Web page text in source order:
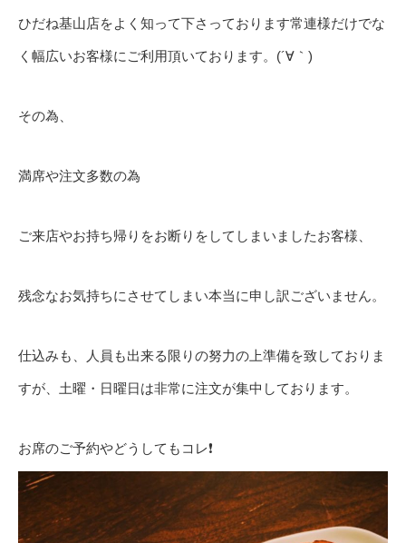
ひだね基山店をよく知って下さっております常連様だけでな
く幅広いお客様にご利用頂いております。(´∀｀)
その為、
満席や注文多数の為
ご来店やお持ち帰りをお断りをしてしまいましたお客様、
残念なお気持ちにさせてしまい本当に申し訳ございません。
仕込みも、人員も出来る限りの努力の上準備を致しておりま
すが、土曜・日曜日は非常に注文が集中しております。
お席のご予約やどうしてもコレ❗️